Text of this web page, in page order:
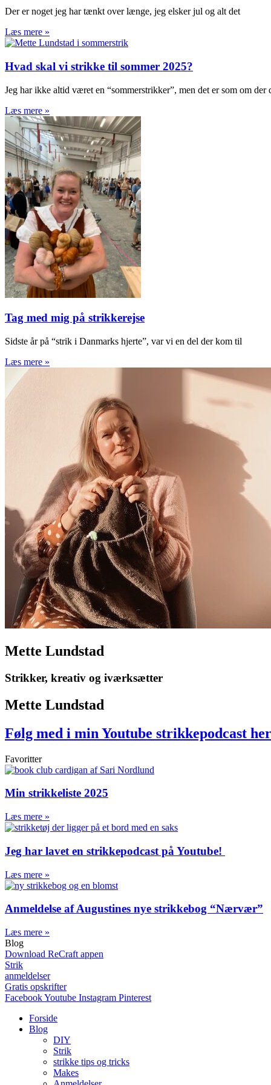
Der er noget jeg har tænkt over længe, jeg elsker jul og alt det
Læs mere »
Hvad skal vi strikke til sommer 2025?
Jeg har ikke altid været en “sommerstrikker”, men det er som om der
Læs mere »
Tag med mig på strikkerejse
Sidste år på “strik i Danmarks hjerte”, var vi en del der kom til
Læs mere »
Mette Lundstad
Strikker, kreativ og iværksætter
Mette Lundstad
Følg med i min Youtube strikkepodcast her
Favoritter
Min strikkeliste 2025
Læs mere »
Jeg har lavet en strikkepodcast på Youtube!
Læs mere »
Anmeldelse af Augustines nye strikkebog “Nærvær”
Læs mere »
Blog
Download ReCraft appen
Strik
anmeldelser
Gratis opskrifter
FacebookYoutube Instagram Pinterest
Forside
Blog
DIY
Strik
strikke tips og tricks
Makes